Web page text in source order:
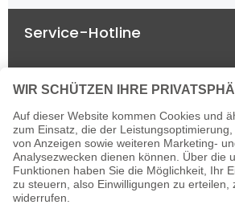
Service-Hotline
Rechtliches
Informationen
Newsletter